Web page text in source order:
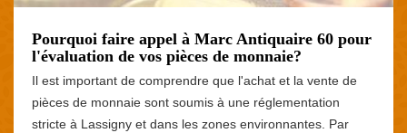
Pourquoi faire appel à Marc Antiquaire 60 pour
l'évaluation de vos pièces de monnaie?
Il est important de comprendre que l'achat et la vente de
pièces de monnaie sont soumis à une réglementation
stricte à Lassigny et dans les zones environnantes. Par